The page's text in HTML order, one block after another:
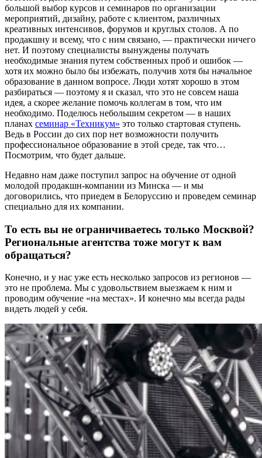
большой выбор курсов и семинаров по организации
мероприятий, дизайну, работе с клиентом, различных
креативных интенсивов, форумов и круглых столов. А по
продакшну и всему, что с ним связано, — практически ничего
нет. И поэтому специалисты вынуждены получать
необходимые знания путем собственных проб и ошибок —
хотя их можно было бы избежать, получив хотя бы начальное
образование в данном вопросе. Люди хотят хорошо в этом
разбираться — поэтому я и сказал, что это не совсем наша
идея, а скорее желание помочь коллегам в том, что им
необходимо. Поделюсь небольшим секретом — в наших
планах семинар «Техникум» это только стартовая ступень.
Ведь в России до сих пор нет возможности получить
профессиональное образование в этой среде, так что…
Посмотрим, что будет дальше.
Недавно нам даже поступил запрос на обучение от одной
молодой продакшн-компании из Минска — и мы
договорились, что приедем в Белоруссию и проведем семинар
специально для их компании.
То есть вы не ограничиваетесь только Москвой?
Региональные агентства тоже могут к вам
обращаться?
Конечно, и у нас уже есть несколько запросов из регионов —
это не проблема. Мы с удовольствием выезжаем к ним и
проводим обучение «на местах». И конечно мы всегда рады
видеть людей у себя.